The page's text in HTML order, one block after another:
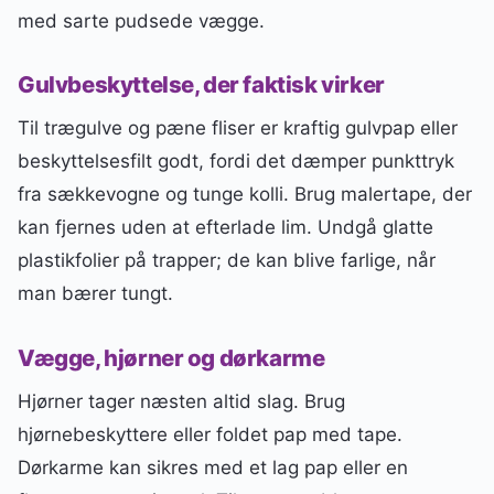
med sarte pudsede vægge.
Gulvbeskyttelse, der faktisk virker
Til trægulve og pæne fliser er kraftig gulvpap eller
beskyttelsesfilt godt, fordi det dæmper punkttryk
fra sækkevogne og tunge kolli. Brug malertape, der
kan fjernes uden at efterlade lim. Undgå glatte
plastikfolier på trapper; de kan blive farlige, når
man bærer tungt.
Vægge, hjørner og dørkarme
Hjørner tager næsten altid slag. Brug
hjørnebeskyttere eller foldet pap med tape.
Dørkarme kan sikres med et lag pap eller en